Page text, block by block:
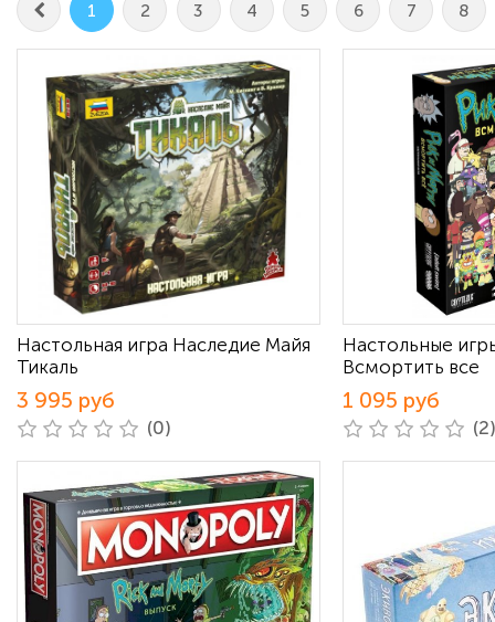
1 2 3 4 5 6 7 8
Настольная игра Наследие Майя
Тикаль
3 995 руб
(0)
Настольные
Всмортить все
1 095 руб
(2)